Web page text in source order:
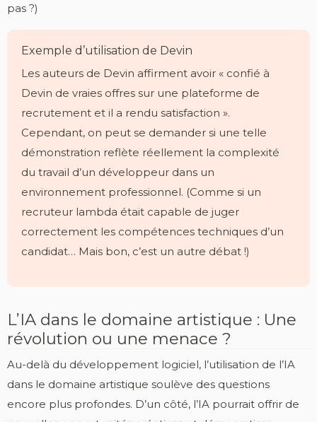
pas ?)
Exemple d’utilisation de Devin
Les auteurs de Devin affirment avoir « confié à
Devin de vraies offres sur une plateforme de
recrutement et il a rendu satisfaction ».
Cependant, on peut se demander si une telle
démonstration reflète réellement la complexité
du travail d’un développeur dans un
environnement professionnel. (Comme si un
recruteur lambda était capable de juger
correctement les compétences techniques d’un
candidat… Mais bon, c’est un autre débat !)
L’IA dans le domaine artistique : Une
révolution ou une menace ?
Au-delà du développement logiciel, l’utilisation de l’IA
dans le domaine artistique soulève des questions
encore plus profondes. D’un côté, l’IA pourrait offrir de